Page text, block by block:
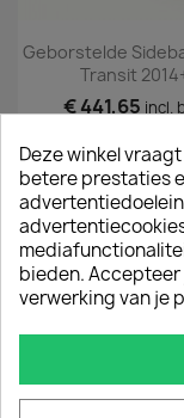
Geborstelde
Transit
€ 441,65 incl.
Deze winkel
betere prestaties
bieden.
verwerking van je